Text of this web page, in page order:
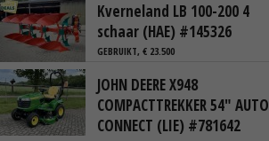
Kverneland LB 100-200 4
schaar (HAE) #145326
GEBRUIKT, € 23.500
JOHN DEERE X948
COMPACTTREKKER 54" AUTO
CONNECT (LIE) #781642